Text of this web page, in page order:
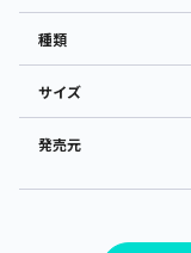
種類
サイズ
発売元